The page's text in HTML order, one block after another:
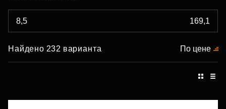
Найдено 232 варианта По цене